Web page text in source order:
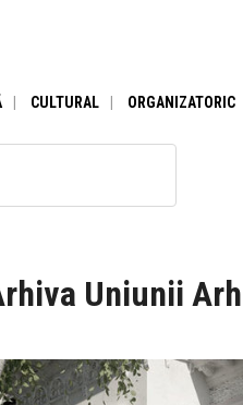
CULTURAL ORGANIZATORIC
Uniunii